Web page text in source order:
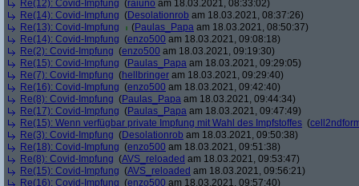
Re(12): Covid-Impfung (raiuno am 18.03.2021, 08:33:02)
Re(14): Covid-Impfung (Desolationrob am 18.03.2021, 08:37:26)
Re(13): Covid-Impfung
(Paulas_Papa am 18.03.2021, 08:50:37)
Re(14): Covid-Impfung (enzo500 am 18.03.2021, 09:08:18)
Re(2): Covid-Impfung (enzo500 am 18.03.2021, 09:19:30)
Re(15): Covid-Impfung (Paulas_Papa am 18.03.2021, 09:29:05)
Re(7): Covid-Impfung (hellbringer am 18.03.2021, 09:29:40)
Re(16): Covid-Impfung (enzo500 am 18.03.2021, 09:42:40)
Re(8): Covid-Impfung (Paulas_Papa am 18.03.2021, 09:44:34)
Re(17): Covid-Impfung (Paulas_Papa am 18.03.2021, 09:47:49)
Re(15): Wenn verfügbar private Impfung mit Wahl des Impfstoffes (
Re(3): Covid-Impfung (Desolationrob am 18.03.2021, 09:50:38)
Re(18): Covid-Impfung (enzo500 am 18.03.2021, 09:51:38)
Re(8): Covid-Impfung (AVS_reloaded am 18.03.2021, 09:53:47)
Re(15): Covid-Impfung (AVS_reloaded am 18.03.2021, 09:56:21)
Re(16): Covid-Impfung (enzo500 am 18.03.2021, 09:57:40)